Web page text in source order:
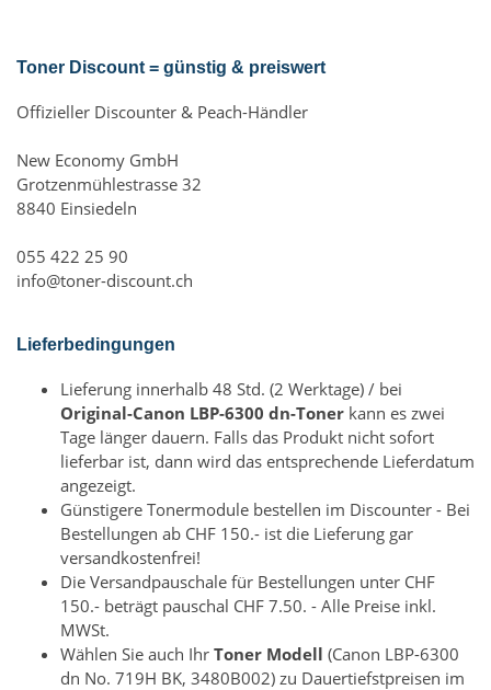
Toner Discount = günstig & preiswert
Offizieller Discounter & Peach-Händler
New Economy GmbH
Grotzenmühlestrasse 32
8840 Einsiedeln
055 422 25 90
info@toner-discount.ch
Lieferbedingungen
Lieferung innerhalb 48 Std. (2 Werktage) / bei
Original-Canon LBP-6300 dn-Toner kann es zwei
Tage länger dauern. Falls das Produkt nicht sofort
lieferbar ist, dann wird das entsprechende Lieferdatum
angezeigt.
Günstigere Tonermodule bestellen im Discounter - Bei
Bestellungen ab CHF 150.- ist die Lieferung gar
versandkostenfrei!
Die Versandpauschale für Bestellungen unter CHF
150.- beträgt pauschal CHF 7.50. - Alle Preise inkl.
MWSt.
Wählen Sie auch Ihr Toner Modell (Canon LBP-6300
dn No. 719H BK, 3480B002) zu Dauertiefstpreisen im